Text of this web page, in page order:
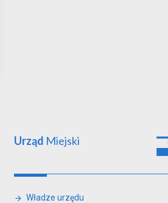
Urząd Miejski
Władze urzędu